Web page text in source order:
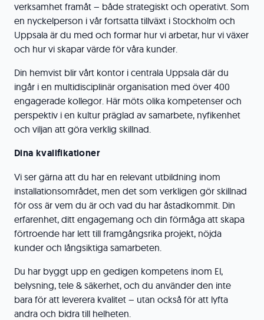
verksamhet framåt – både strategiskt och operativt. Som
en nyckelperson i vår fortsatta tillväxt i Stockholm och
Uppsala är du med och formar hur vi arbetar, hur vi växer
och hur vi skapar värde för våra kunder.
Din hemvist blir vårt kontor i centrala Uppsala där du
ingår i en multidisciplinär organisation med över 400
engagerade kollegor. Här möts olika kompetenser och
perspektiv i en kultur präglad av samarbete, nyfikenhet
och viljan att göra verklig skillnad.
Dina kvalifikationer
Vi ser gärna att du har en relevant utbildning inom
installationsområdet, men det som verkligen gör skillnad
för oss är vem du är och vad du har åstadkommit. Din
erfarenhet, ditt engagemang och din förmåga att skapa
förtroende har lett till framgångsrika projekt, nöjda
kunder och långsiktiga samarbeten.
Du har byggt upp en gedigen kompetens inom El,
belysning, tele & säkerhet, och du använder den inte
bara för att leverera kvalitet – utan också för att lyfta
andra och bidra till helheten.